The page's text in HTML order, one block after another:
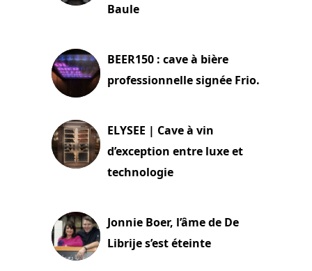
Baule
BEER150 : cave à bière
professionnelle signée Frio.
ELYSEE | Cave à vin
d’exception entre luxe et
technologie
Jonnie Boer, l’âme de De
Librije s’est éteinte